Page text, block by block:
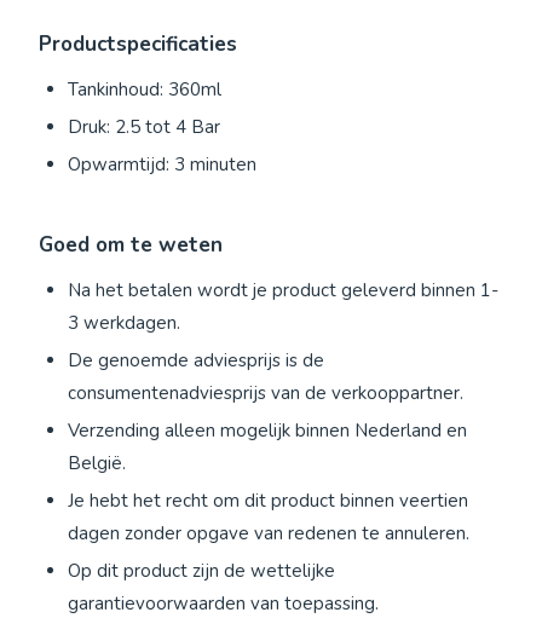
Productspecificaties
Tankinhoud: 360ml
Druk: 2.5 tot 4 Bar
Opwarmtijd: 3 minuten
Goed om te weten
Na het betalen wordt je product geleverd binnen 1-
3 werkdagen.
De genoemde adviesprijs is de
consumentenadviesprijs van de verkooppartner.
Verzending alleen mogelijk binnen Nederland en
België.
Je hebt het recht om dit product binnen veertien
dagen zonder opgave van redenen te annuleren.
Op dit product zijn de wettelijke
garantievoorwaarden van toepassing.